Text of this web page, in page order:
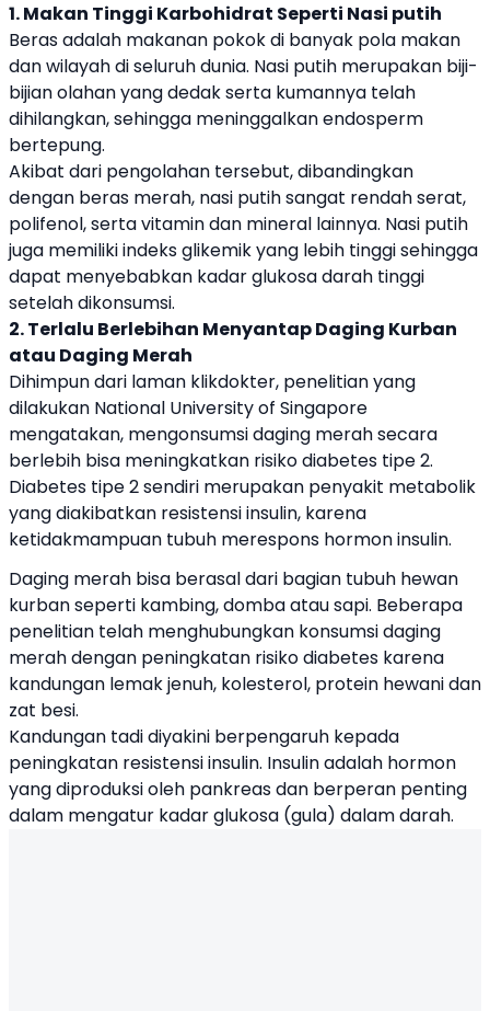
1. Makan Tinggi Karbohidrat Seperti Nasi putih
Beras adalah makanan pokok di banyak pola makan
dan wilayah di seluruh dunia. Nasi putih merupakan biji-
bijian olahan yang dedak serta kumannya telah
dihilangkan, sehingga meninggalkan endosperm
bertepung.
Akibat dari pengolahan tersebut, dibandingkan
dengan beras merah, nasi putih sangat rendah serat,
polifenol, serta vitamin dan mineral lainnya. Nasi putih
juga memiliki indeks glikemik yang lebih tinggi sehingga
dapat menyebabkan kadar glukosa darah tinggi
setelah dikonsumsi.
2. Terlalu Berlebihan Menyantap Daging Kurban
atau Daging Merah
Dihimpun dari laman klikdokter, penelitian yang
dilakukan National University of Singapore
mengatakan, mengonsumsi daging merah secara
berlebih bisa meningkatkan risiko diabetes tipe 2.
Diabetes tipe 2 sendiri merupakan penyakit metabolik
yang diakibatkan resistensi insulin, karena
ketidakmampuan tubuh merespons hormon insulin.
Daging merah bisa berasal dari bagian tubuh hewan
kurban seperti kambing, domba atau sapi. Beberapa
penelitian telah menghubungkan konsumsi daging
merah dengan peningkatan risiko diabetes karena
kandungan lemak jenuh, kolesterol, protein hewani dan
zat besi.
Kandungan tadi diyakini berpengaruh kepada
peningkatan resistensi insulin. Insulin adalah hormon
yang diproduksi oleh pankreas dan berperan penting
dalam mengatur kadar glukosa (gula) dalam darah.